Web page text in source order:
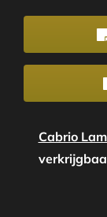
Cabrio